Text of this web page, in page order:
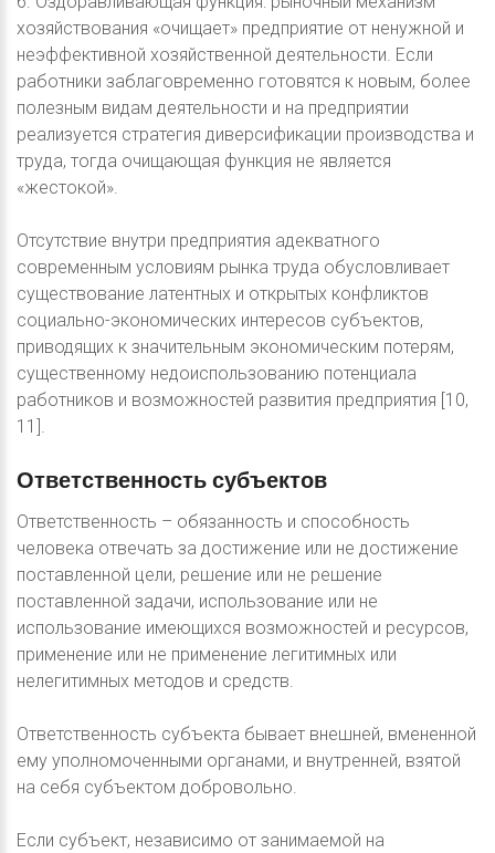
хозяйствования «очищает» предприятие от ненужной и
неэффективной хозяйственной деятельности. Если
работники заблаговременно готовятся к новым, более
полезным видам деятельности и на предприятии
реализуется стратегия диверсификации производства и
труда, тогда очищающая функция не является
«жестокой».
Отсутствие внутри предприятия адекватного
современным условиям рынка труда обусловливает
существование латентных и открытых конфликтов
социально-экономических интересов субъектов,
приводящих к значительным экономическим потерям,
существенному недоиспользованию потенциала
работников и возможностей развития предприятия [10,
11].
Ответственностьсубъектов
Ответственность – обязанность и способность
человека отвечать за достижение или не достижение
поставленной цели, решение или не решение
поставленной задачи, использование или не
использование имеющихся возможностей и ресурсов,
применение или не применение легитимных или
нелегитимных методов и средств.
Ответственность субъекта бывает внешней, вмененной
ему уполномоченными органами, и внутренней, взятой
на себя субъектом добровольно.
Если субъект, независимо от занимаемой на